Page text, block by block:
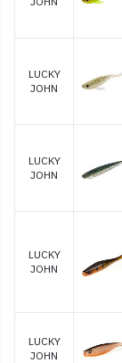
LUCKY
JOHN
LUCKY
JOHN
LUCKY
JOHN
LUCKY
JOHN